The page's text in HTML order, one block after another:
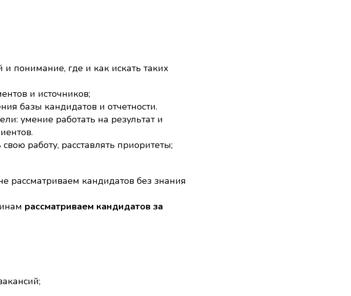
понимание, где и как искать таких
и источников;
базы кандидатов и отчетности.
умение работать на результат и
работу, расставлять приоритеты;
рассматриваем кандидатов без знания
рассматриваем кандидатов за